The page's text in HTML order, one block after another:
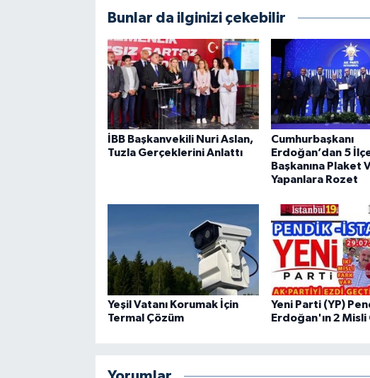
Bunlar da ilginizi çekebilir
İBB Başkanvekili Nuri Aslan,
Tuzla Gerçeklerini Anlattı
Cumhurbaşkanı
Erdoğan’dan 5
Başkanına Plaket
Yapanlara Rozet
Yeşil Vatanı Korumak İçin
Termal Çözüm
Yeni Parti (YP)
Erdoğan'ın 2 Misli